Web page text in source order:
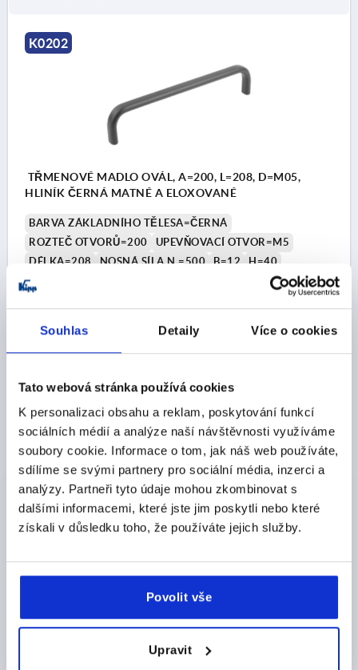
Souhlas Detaily Více o cookies
Tato webová stránka používá cookies
K personalizaci obsahu a reklam, poskytování funkcí
sociálních médií a analýze naší návštěvnosti využíváme
soubory cookie. Informace o tom, jak náš web používáte,
sdílíme se svými partnery pro sociální média, inzerci a
analýzy. Partneři tyto údaje mohou zkombinovat s
dalšími informacemi, které jste jim poskytli nebo které
získali v důsledku toho, že používáte jejich služby.
Povolit vše
Upravit
K0202
TŘMENOVÉ MADLO OVÁL, A=200, L=208, D=M05,
HLINÍK ČERNÁ MATNÉ A ELOXOVANÉ
BARVA ZÁKLADNÍHO TĚLESA=ČERNÁ
ROZTEČ OTVORŮ=200
UPEVŇOVACÍ OTVOR=M5
DÉLKA=208
NOSNÁ SÍLA N =500 B=12 H=40
Objednací číslo:
CZK265.41
bez DPH
DETAILY
K0202
TŘMENOVÉ MADLO OVÁL, A=235, L=243, D=M05,
BARVA ZÁKLADNÍHO TĚLESA=ČERNÁ
ROZTEČ OTVORŮ=235
UPEVŇOVACÍ OTVOR=M5